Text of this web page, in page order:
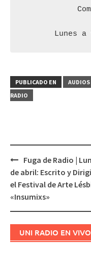
Lunes
PUBLICADO EN AUDIOS
RADIO
Navegación
de
entradas
Fuga de Radio |
de abril: Escrito y
el Festival de Arte
«Insumixs»
UNI RADIO EN VIVO